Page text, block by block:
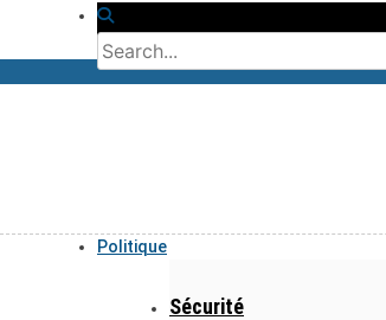
Politique
Sécurité